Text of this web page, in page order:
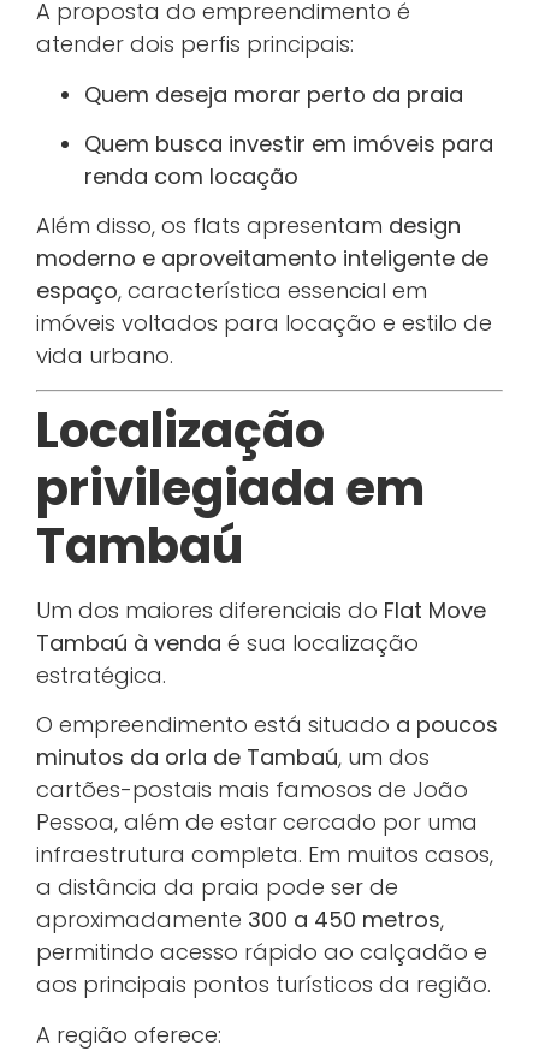
A proposta do empreendimento é
atender dois perfis principais:
Quem deseja morar perto da praia
Quem busca investir em imóveis para
renda com locação
Além disso, os flats apresentam design
moderno e aproveitamento inteligente de
espaço, característica essencial em
imóveis voltados para locação e estilo de
vida urbano.
Localização
privilegiada em
Tambaú
Um dos maiores diferenciais do Flat Move
Tambaú à venda é sua localização
estratégica.
O empreendimento está situado a poucos
minutos da orla de Tambaú, um dos
cartões-postais mais famosos de João
Pessoa, além de estar cercado por uma
infraestrutura completa. Em muitos casos,
a distância da praia pode ser de
aproximadamente 300 a 450 metros,
permitindo acesso rápido ao calçadão e
aos principais pontos turísticos da região.
A região oferece: